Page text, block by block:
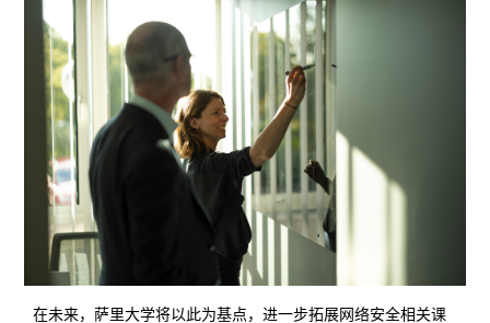
在未来，萨里大学将以此为基点，进一步拓展网络安全相关课